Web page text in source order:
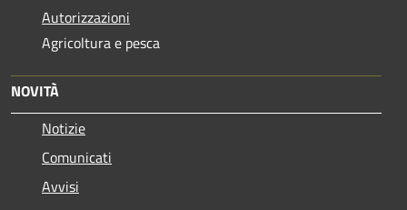
Autorizzazioni
Agricoltura e pesca
NOVITÀ
Notizie
Comunicati
Avvisi